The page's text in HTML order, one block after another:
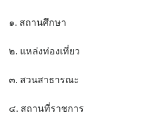
งบแสดงฐานะการคลัง
งบแสดงฐานะการเงิน เทศบาลตำบลปั
๑. สถานศึกษา
๒. แหล่งท่องเที่ยว
๓. สวนสาธารณะ
๔. สถานที่ราชการ